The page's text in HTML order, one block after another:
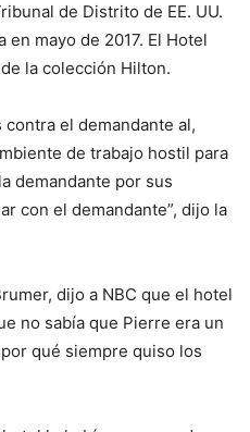
de Distrito de EE. UU.
mayo de 2017. El Hotel
la colección Hilton.
el demandante al,
de trabajo hostil para
demandante por sus
con el demandante”, dijo la
dijo a NBC que el hotel
no sabía que Pierre era un
qué siempre quiso los